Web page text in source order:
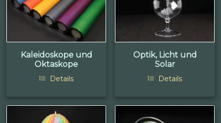
Kaleidoskope und
Oktaskope
Details
Optik, Licht und
Solar
Details